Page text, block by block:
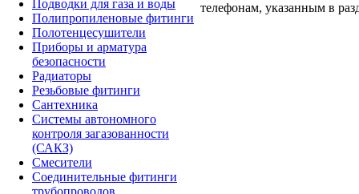
Подводки для газа и воды
Полипропиленовые фитинги
Полотенцесушители
Приборы и арматура
безопасности
Радиаторы
Резьбовые фитинги
Сантехника
Системы автономного
контроля загазованности
(САКЗ)
Смесители
Соединительные фитинги
трубопроводов
телефонам, указанным в